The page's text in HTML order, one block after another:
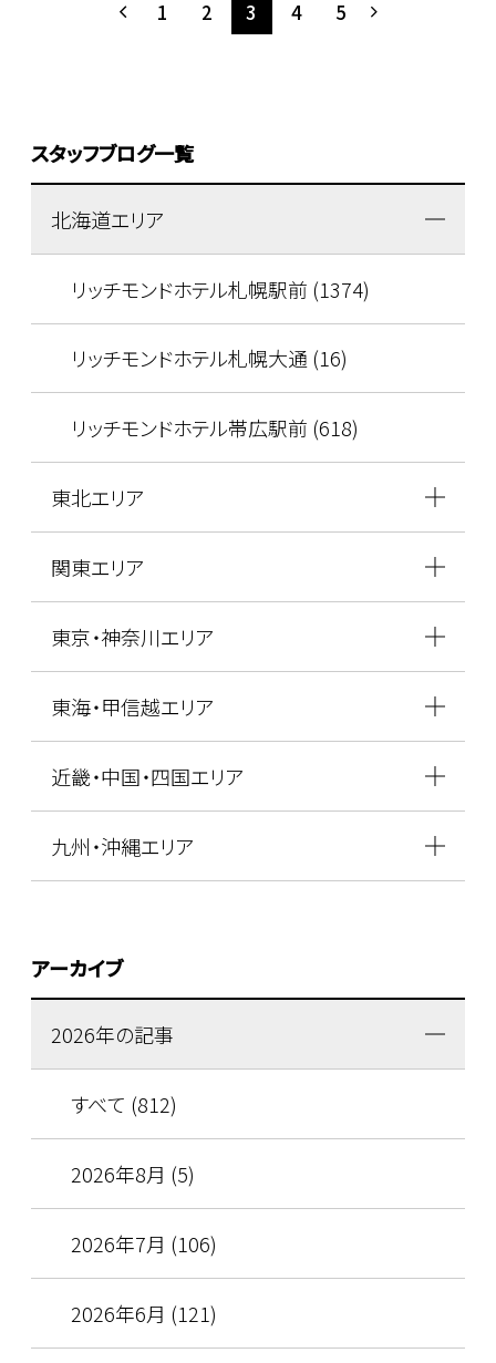
1 2 3 4 5
スタッフブログ一覧
北海道エリア
リッチモンドホテル札幌駅前 (1374)
リッチモンドホテル札幌大通 (16)
リッチモンドホテル帯広駅前 (618)
東北エリア
関東エリア
東京・神奈川エリア
東海・甲信越エリア
近畿・中国・四国エリア
九州・沖縄エリア
アーカイブ
2026年の記事
すべて (812)
2026年8月 (5)
2026年7月 (106)
2026年6月 (121)